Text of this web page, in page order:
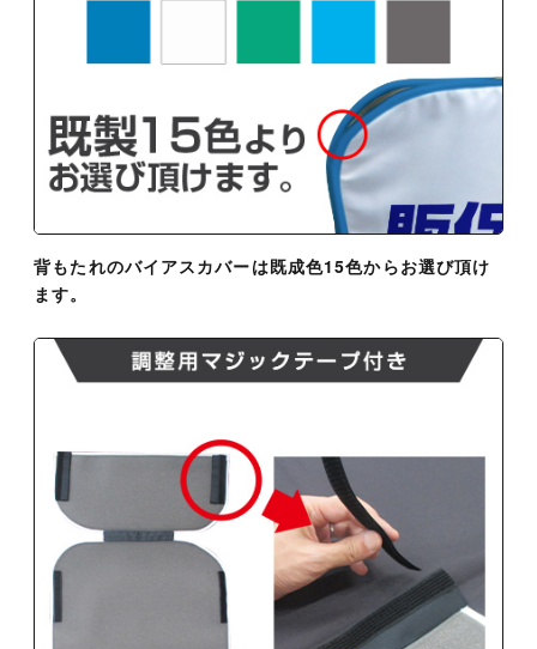
背もたれのバイアスカバーは既成色15色からお選び頂け
ます。